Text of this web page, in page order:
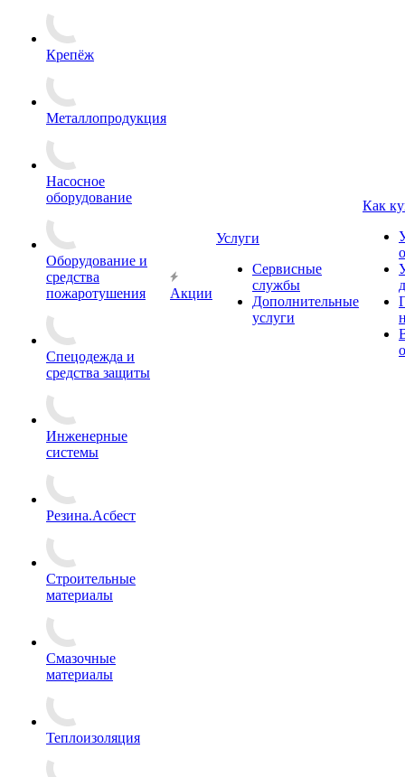
Крепёж
Металлопродукция
Насосное
оборудование
Оборудование и
средства
пожаротушения
Спецодежда и
средства защиты
Инженерные
системы
Резина.Асбест
Строительные
материалы
Смазочные
материалы
Теплоизоляция
Акции
Услуги
Сервисные
службы
Дополнительные
услуги
Как